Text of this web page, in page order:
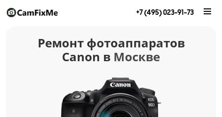
+7 (495) 023-91-73
Ремонт фотоаппаратов
Canon в Москве